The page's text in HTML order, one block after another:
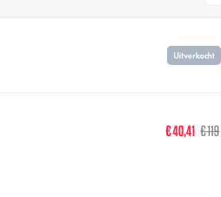
Uitverkocht
€ 40,41 € 119